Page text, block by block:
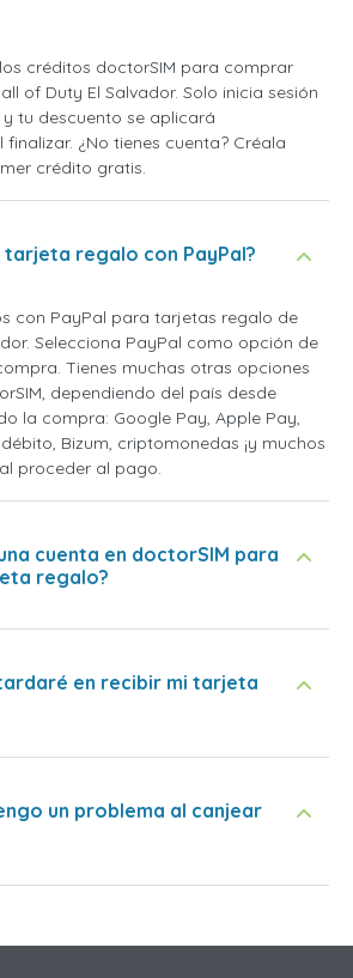
los créditos doctorSIM para comprar
of Duty El Salvador. Solo inicia sesión
tu descuento se aplicará
¿No tienes cuenta? Créala
crédito gratis.
tarjeta regalo con PayPal?
con PayPal para tarjetas regalo de
Selecciona PayPal como opción de
Tienes muchas otras opciones
dependiendo del país desde
la compra: Google Pay, Apple Pay,
Bizum, criptomonedas ¡y muchos
proceder al pago.
cuenta en doctorSIM para
regalo?
en recibir mi tarjeta
un problema al canjear